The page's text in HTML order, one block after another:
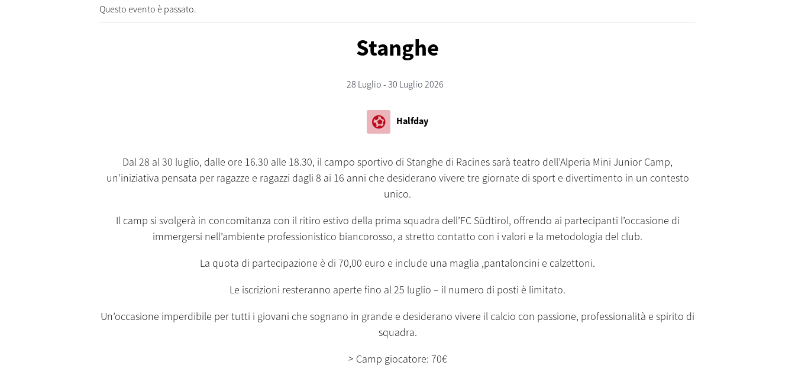
Questo evento è passato.
Stanghe
28 Luglio - 30 Luglio 2026
sports_and_outdoors Halfday
Dal 28 al 30 luglio, dalle ore 16.30 alle 18.30, il campo sportivo di Stanghe di Racines sarà teatro dell’Alperia Mini Junior Camp,
un’iniziativa pensata per ragazze e ragazzi dagli 8 ai 16 anni che desiderano vivere tre giornate di sport e divertimento in un contesto
unico.
Il camp si svolgerà in concomitanza con il ritiro estivo della prima squadra dell’FC Südtirol, offrendo ai partecipanti l’occasione di
immergersi nell’ambiente professionistico biancorosso, a stretto contatto con i valori e la metodologia del club.
La quota di partecipazione è di 70,00 euro e include una maglia ,pantaloncini e calzettoni.
Le iscrizioni resteranno aperte fino al 25 luglio – il numero di posti è limitato.
Un’occasione imperdibile per tutti i giovani che sognano in grande e desiderano vivere il calcio con passione, professionalità e spirito di
squadra.
> Camp giocatore: 70€